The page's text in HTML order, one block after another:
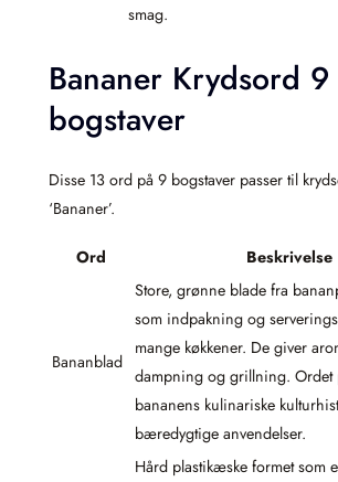
smag.
Bananer Krydsord 9
bogstaver
Disse 13 ord på 9 bogstaver passer til
‘Bananer’.
Ord Beskrivelse
Bananblad
Store, grønne blade fra
som indpakning og
mange køkkener. De giver
dampning og grillning. Ordet
bananens kulinariske
bæredygtige anvendelser.
Hård plastikæske formet som